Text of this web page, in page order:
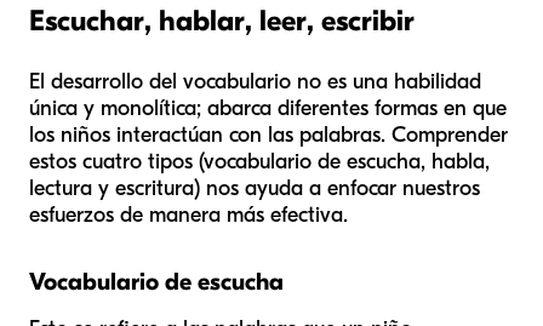
Escuchar, hablar, leer, escribir
El desarrollo del vocabulario no es una habilidad
única y monolítica; abarca diferentes formas en que
los niños interactúan con las palabras. Comprender
estos cuatro tipos (vocabulario de escucha, habla,
lectura y escritura) nos ayuda a enfocar nuestros
esfuerzos de manera más efectiva.
Vocabulario de escucha